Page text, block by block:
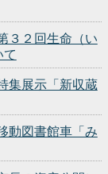
２回生命（い
展示「新収蔵
図書館車「み